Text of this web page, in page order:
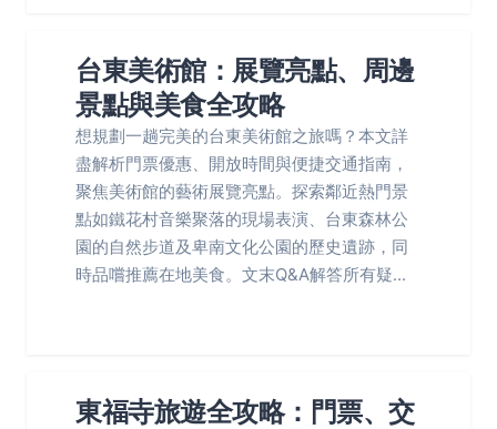
台東美術館：展覽亮點、周邊
景點與美食全攻略
想規劃一趟完美的台東美術館之旅嗎？本文詳
盡解析門票優惠、開放時間與便捷交通指南，
聚焦美術館的藝術展覽亮點。探索鄰近熱門景
點如鐵花村音樂聚落的現場表演、台東森林公
園的自然步道及卑南文化公園的歷史遺跡，同
時品嚐推薦在地美食。文末Q&A解答所有疑...
東福寺旅遊全攻略：門票、交